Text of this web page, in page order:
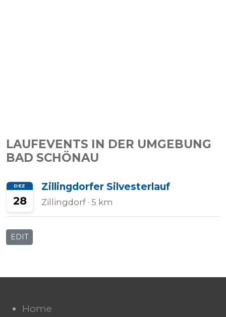
LAUFEVENTS IN DER UMGEBUNG
BAD SCHÖNAU
DEZ
28
Zillingdorfer Silvesterlauf
Zillingdorf · 5 km
EDIT
Home